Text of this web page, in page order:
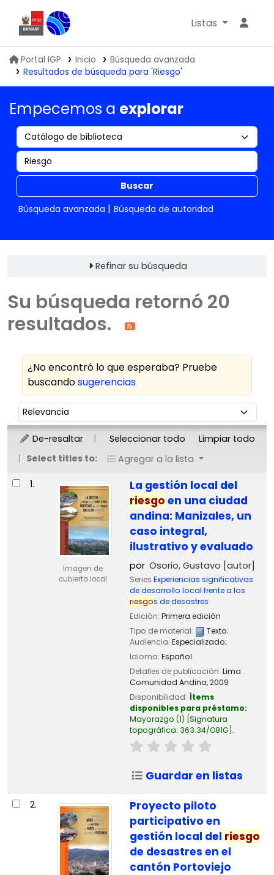
Biblioteca IGP
Listas
Portal IGP Inicio
Búsqueda avanzada
Resultados de búsqueda para 'Riesgo'
Empecemos a explorar
Buscar
Búsqueda avanzada
Búsqueda de autoridad
Refinar su búsqueda
Su búsqueda retornó 20
resultados.
¿No encontró lo que esperaba? Pruebe
buscandosugerencias
Ordenar
Ordenar por:
De-resaltar Seleccionar todo
Limpiar todo
Select titles to:
Agregar a la lista
Resultados
1.
Imagen de
cubierta local
La gestión local del
riesgo en una ciudad
andina: Manizales, un
caso integral,
ilustrativo y evaluado
por Osorio, Gustavo [autor]
Series Experiencias significativas
de desarrollo local frente a los
riesgos de desastres
Edición: Primera edición
Tipo de material:
Texto;
Audiencia: Especializado;
Idioma: Español
Detalles de publicación: Lima:
Comunidad Andina,2009
Disponibilidad: Ítems
disponibles para préstamo:
Mayorazgo (1) Signatura
topográfica: 363.34/O81G .
Guardar en listas
2.
Proyecto piloto
participativo en
gestión local del riesgo
de desastres en el
cantón Portoviejo